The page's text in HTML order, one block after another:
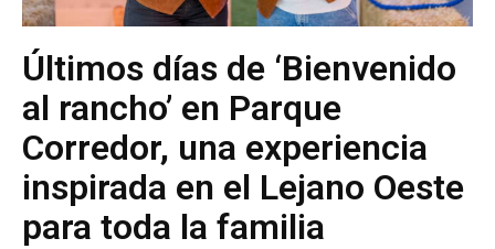
Últimos días de ‘Bienvenido
al rancho’ en Parque
Corredor, una experiencia
inspirada en el Lejano Oeste
para toda la familia